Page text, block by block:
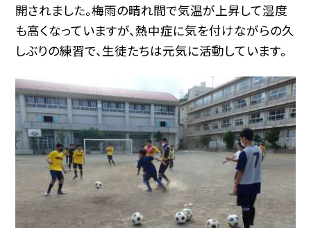
開されました。梅雨の晴れ間で気温が上昇して湿度
も高くなっていますが、熱中症に気を付けながらの久
しぶりの練習で、生徒たちは元気に活動しています。